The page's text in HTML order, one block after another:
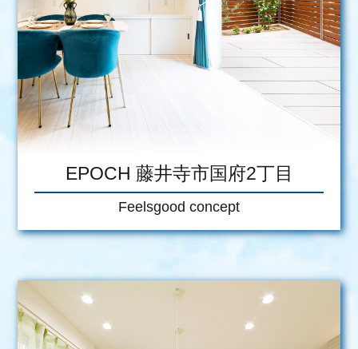
EPOCH 藤井寺市国府2丁目
Feelsgood concept